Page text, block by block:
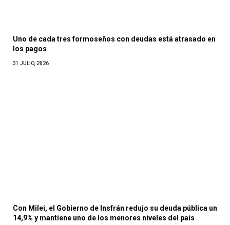
Uno de cada tres formoseños con deudas está atrasado en
los pagos
31 JULIO, 2026
Con Milei, el Gobierno de Insfrán redujo su deuda pública un
14,9% y mantiene uno de los menores niveles del país